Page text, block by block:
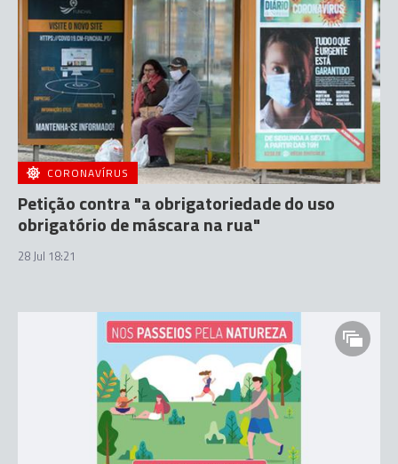
CORONAVÍRUS
Petição contra "a obrigatoriedade do uso
obrigatório de máscara na rua"
28 Jul 18:21